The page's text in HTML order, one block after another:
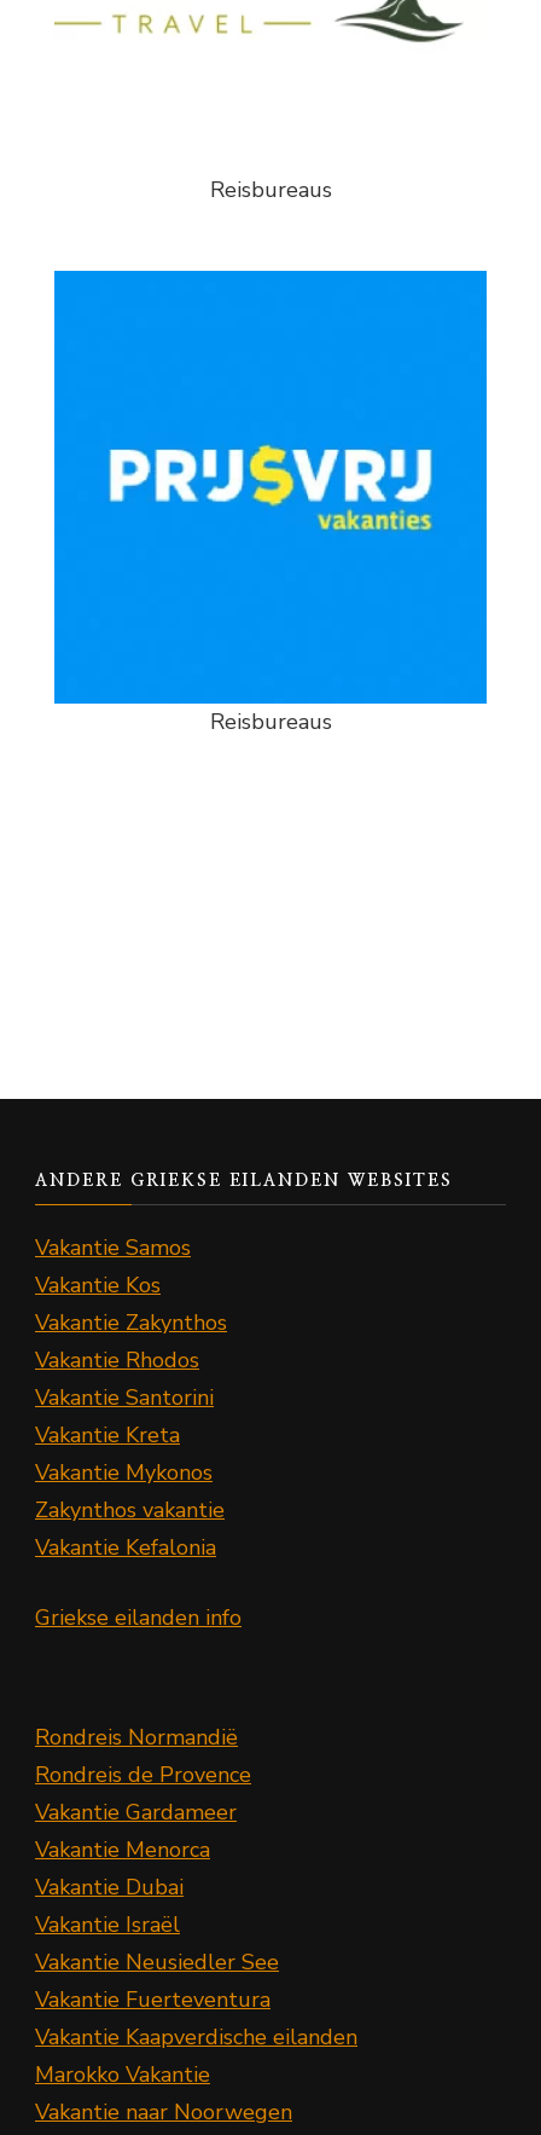
Reisbureaus
Reisbureaus
ANDERE GRIEKSE EILANDEN WEBSITES
Vakantie Samos
Vakantie Kos
Vakantie Zakynthos
Vakantie Rhodos
Vakantie Santorini
Vakantie Kreta
Vakantie Mykonos
Zakynthos vakantie
Vakantie Kefalonia
Griekse eilanden info
Rondreis Normandië
Rondreis de Provence
Vakantie Gardameer
Vakantie Menorca
Vakantie Dubai
Vakantie Israël
Vakantie Neusiedler See
Vakantie Fuerteventura
Vakantie Kaapverdische eilanden
Marokko Vakantie
Vakantie naar Noorwegen